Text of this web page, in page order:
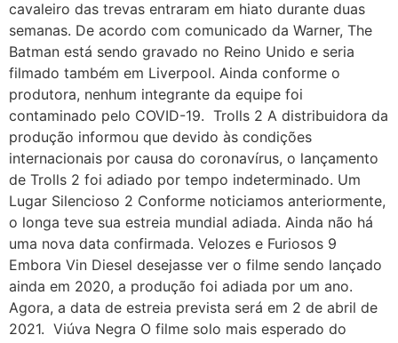
cavaleiro das trevas entraram em hiato durante duas
semanas. De acordo com comunicado da Warner, The
Batman está sendo gravado no Reino Unido e seria
filmado também em Liverpool. Ainda conforme o
produtora, nenhum integrante da equipe foi
contaminado pelo COVID-19. Trolls 2 A distribuidora da
produção informou que devido às condições
internacionais por causa do coronavírus, o lançamento
de Trolls 2 foi adiado por tempo indeterminado. Um
Lugar Silencioso 2 Conforme noticiamos anteriormente,
o longa teve sua estreia mundial adiada. Ainda não há
uma nova data confirmada. Velozes e Furiosos 9
Embora Vin Diesel desejasse ver o filme sendo lançado
ainda em 2020, a produção foi adiada por um ano.
Agora, a data de estreia prevista será em 2 de abril de
2021. Viúva Negra O filme solo mais esperado do